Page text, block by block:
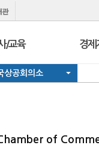
/교육
경영상담
경제
상공회의소
of